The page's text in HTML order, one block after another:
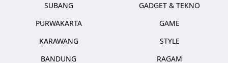
SUBANG
PURWAKARTA
KARAWANG
BANDUNG
GADGET & TEKNO
GAME
STYLE
RAGAM